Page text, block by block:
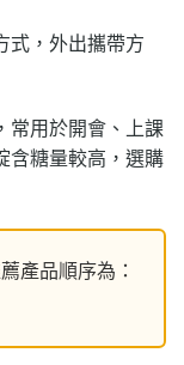
式，外出攜帶方
常用於開會、上課
含糖量較高，選購
產品順序為：